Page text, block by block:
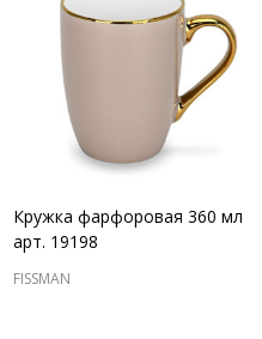
Кружка фарфоровая 360 мл
арт. 19198
FISSMAN